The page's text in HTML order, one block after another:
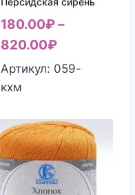
180.00₽–
820.00₽
Артикул: 059-
кхм